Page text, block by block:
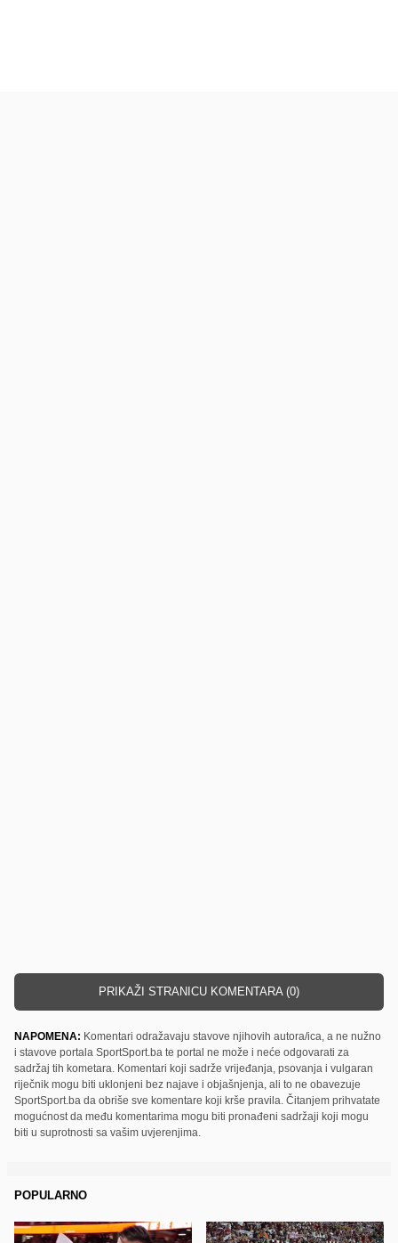
PRIKAŽI STRANICU KOMENTARA (0)
NAPOMENA: Komentari odražavaju stavove njihovih autora/ica, a ne nužno
i stavove portala SportSport.ba te portal ne može i neće odgovarati za
sadržaj tih kometara. Komentari koji sadrže vrijeđanja, psovanja i vulgaran
riječnik mogu biti uklonjeni bez najave i objašnjenja, ali to ne obavezuje
SportSport.ba da obriše sve komentare koji krše pravila. Čitanjem prihvatate
mogućnost da među komentarima mogu biti pronađeni sadržaji koji mogu
biti u suprotnosti sa vašim uvjerenjima.
POPULARNO